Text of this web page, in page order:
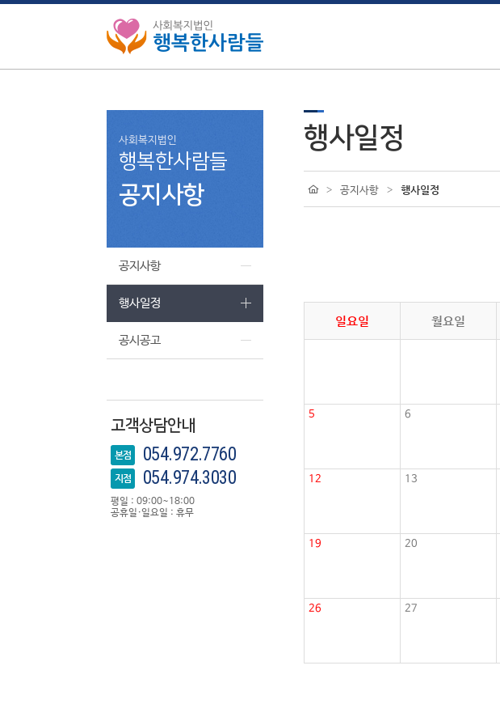
사회복지법인
행복한사람들
공지사항
공지사항
행사일정
공시공고
고객상담안내
본점 054.972.7760
지점 054.974.3030
평일 : 09:00~18:00
공휴일·일요일 : 휴무
행사일정
> 공지사항 > 행사일정
일요일 월요일
5 6
12 13
19 20
26 27